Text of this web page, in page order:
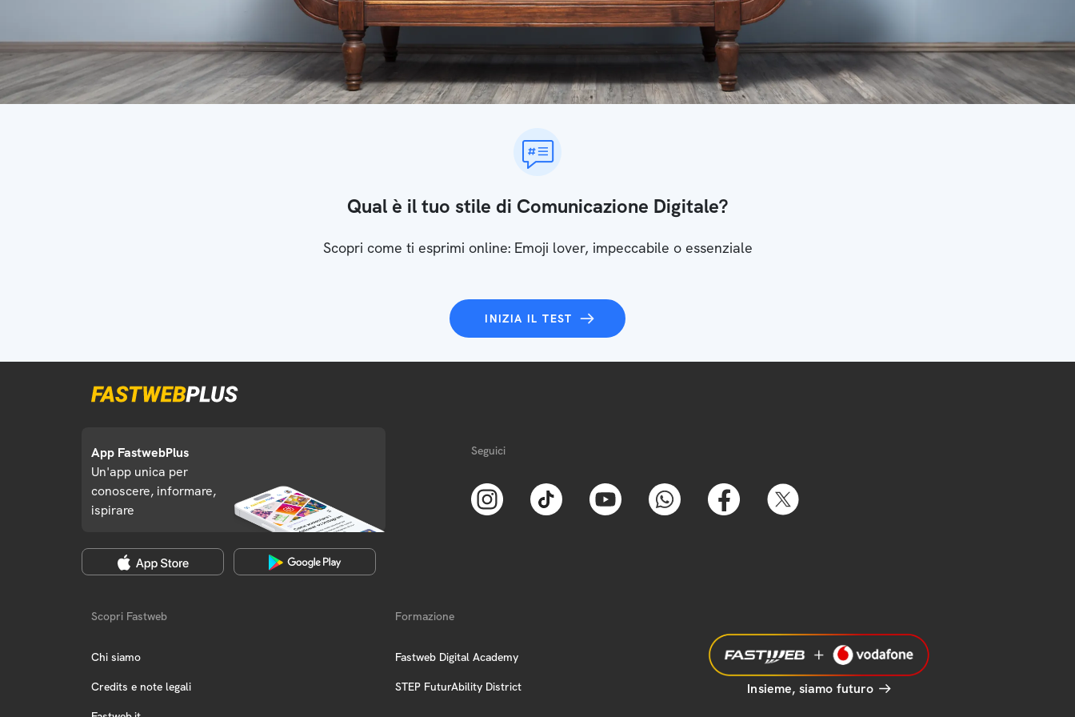
Qual è il tuo stile di Comunicazione Digitale?
Scopri come ti esprimi online: Emoji lover, impeccabile o essenziale
INIZIA IL TEST
App FastwebPlus
Un'app unica per
conoscere, informare,
ispirare
Seguici
Scopri Fastweb
Chi siamo
Credits e note legali
Formazione
Fastweb Digital Academy
STEP FuturAbility District Insieme, siamo futuro